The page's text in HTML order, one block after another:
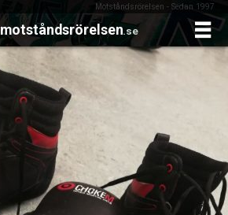
Motståndsrörelsen - Sedan 1997
motståndsrörelsen.se
Skip
to
content